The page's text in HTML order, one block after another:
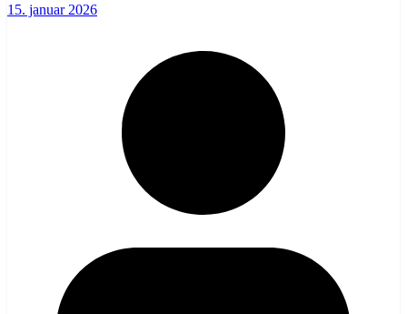
15. januar 2026